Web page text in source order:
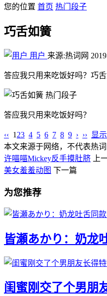
您的位置 首页 热门段子
巧舌如簧
用户 来源:热词网
答应我只用来吃饭好吗？巧
答应我只用来吃饭好吗？
‹‹ 1 23 4 5 6 7 8 9 › ›› 显
本文来源于网络，不代表热词
许喵喵Mickey反手摸肚脐
上
美女羞羞动图 下一篇
为您推荐
皆瀬あかり：奶龙
闺蜜刚交了个男朋